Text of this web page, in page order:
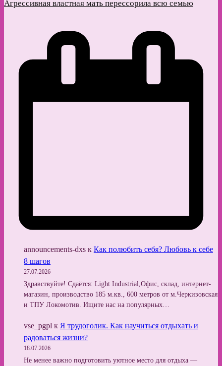
Агрессивная властная мать перессорила всю семью
announcements-dxs к Как полюбить себя? Любовь к себе
8 шагов
27.07.2026
Здравствуйте! Сдаётся: Light Industrial,Офис, склад, интернет-
магазин, производство 185 м.кв., 600 метров от м.Черкизовская
и ТПУ Локомотив. Ищите нас на популярных…
vse_pgpl к Я трудоголик. Как научиться отдыхать и
радоваться жизни?
18.07.2026
Не менее важно подготовить уютное место для отдыха —